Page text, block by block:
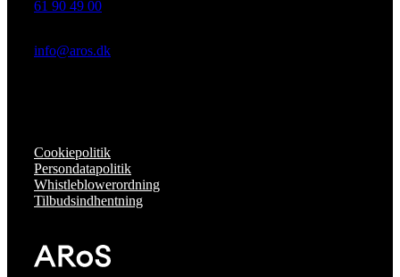
61 90 49 00
info@aros.dk
Cookiepolitik
Persondatapolitik
Whistleblowerordning
Tilbudsindhentning